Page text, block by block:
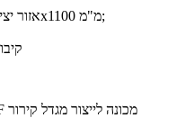
אזור יצירת ואקום בגודל 1.1300x1100 מ"מ;
3. קיבולת 1~3